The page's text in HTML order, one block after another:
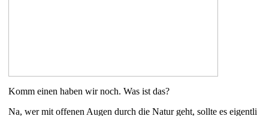
Komm einen haben wir noch. Was ist das?
Na, wer mit offenen Augen durch die Natur geht, sollte es